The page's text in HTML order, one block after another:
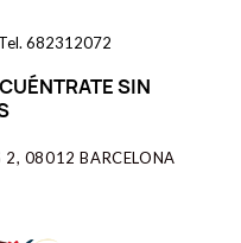
Tel. 682312072
SIN
2, 08012 BARCELONA